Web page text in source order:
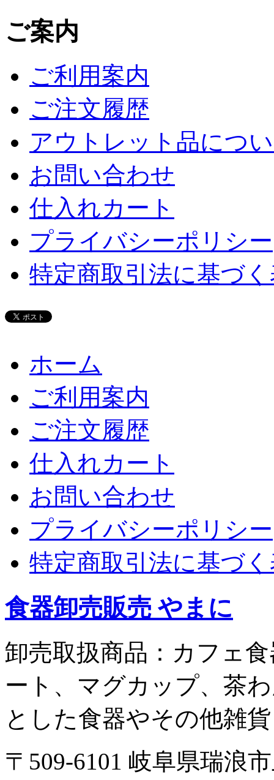
ご案内
ご利用案内
ご注文履歴
アウトレット品につ
お問い合わせ
仕入れカート
プライバシーポリシー
特定商取引法に基づ
ホーム
ご利用案内
ご注文履歴
仕入れカート
お問い合わせ
プライバシーポリシー
特定商取引法に基づ
食器卸売販売 やまに
卸売取扱商品：カフェ
ート、マグカップ、茶
とした食器やその他雑貨
〒509-6101 岐阜県瑞浪